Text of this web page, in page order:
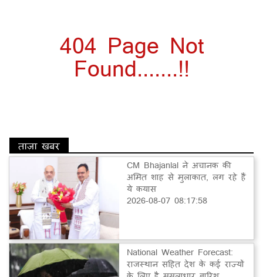
404 Page Not
Found.......!!
ताज़ा खबर
CM Bhajanlal ने अचानक की
अमित शाह से मुलाकात, लग रहे हैं
ये कयास
2026-08-07 08:17:58
National Weather Forecast:
राजस्थान सहित देश के कई राज्यों